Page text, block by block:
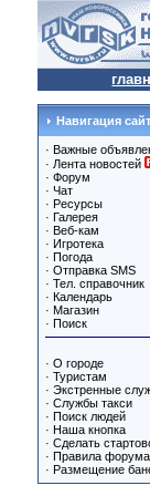
Навигация
· Важные
· Лента новостей
· Форум
· Чат
· Ресурсы
· Галерея
· Веб-кам
· Игротека
· Погода
· Отправка SMS
· Тел. справочник
· Календарь
· Магазин
· Поиск
· О городе
· Туристам
· Экстренные
· Службы такси
· Поиск людей
· Наша кнопка
· Сделать
· Правила форума
· Размещение